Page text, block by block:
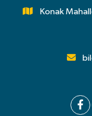
Konak